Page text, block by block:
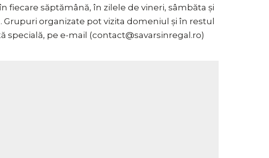
fiecare săptămână, în zilele de vineri, sâmbăta și
organizate pot vizita domeniul și în restul
specială, pe e-mail (contact@savarsinregal.ro)